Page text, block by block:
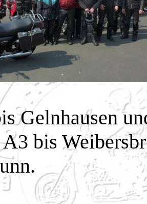
Gelnhausen
bis